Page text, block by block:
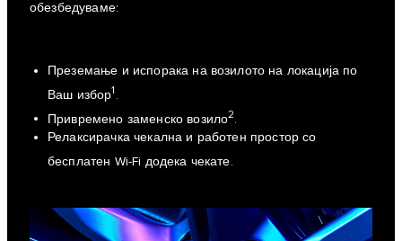
обезбедуваме:
Преземање и испорака на возилото на локација по
Ваш избор1 .
Привремено заменско возило2.
Релаксирачка чекална и работен простор со
бесплатен Wi-Fi додека чекате.